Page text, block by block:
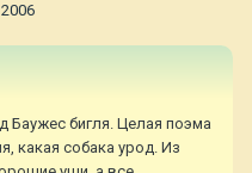
бигля. Целая поэма
какая собака урод. Из